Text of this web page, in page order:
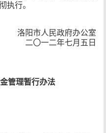
执行。
洛阳市人民政府办公室
二〇一二年七月五日
管理暂行办法